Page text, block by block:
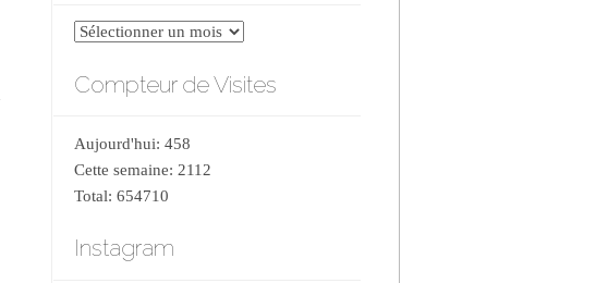
Chercher
date
Compteur de Visites
Aujourd'hui: 458
Cette semaine: 2112
Total: 654710
Instagram